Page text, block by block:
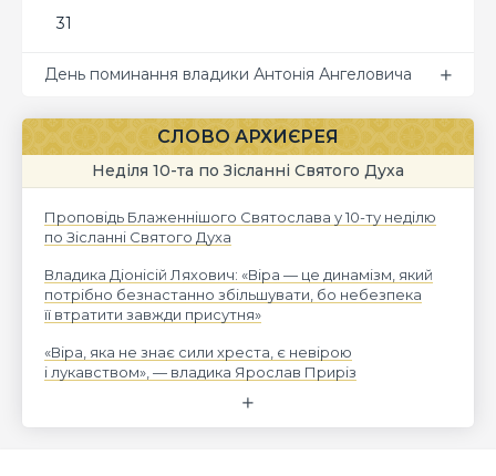
31
День поминання владики Антонія Ангеловича
СЛОВО АРХИЄРЕЯ
Неділя 10-та по Зісланні Святого Духа
Проповідь Блаженнішого Святослава у 10-ту неділю
по Зісланні Святого Духа
Владика Діонісій Ляхович: «Віра — це динамізм, який
потрібно безнастанно збільшувати, бо небезпека
її втратити завжди присутня»
«Віра, яка не знає сили хреста, є невірою
і лукавством», — владика Ярослав Приріз